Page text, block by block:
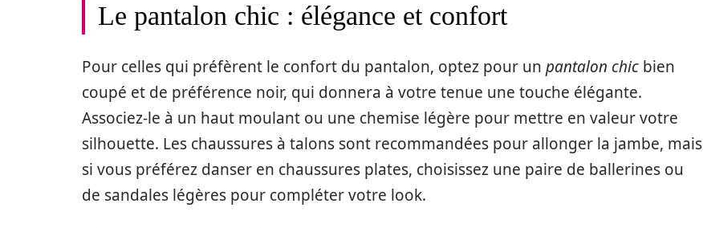
Le pantalon chic : élégance et confort
Pour celles qui préfèrent le confort du pantalon, optez pour un pantalon chic bien
coupé et de préférence noir, qui donnera à votre tenue une touche élégante.
Associez-le à un haut moulant ou une chemise légère pour mettre en valeur votre
silhouette. Les chaussures à talons sont recommandées pour allonger la jambe, mais
si vous préférez danser en chaussures plates, choisissez une paire de ballerines ou
de sandales légères pour compléter votre look.